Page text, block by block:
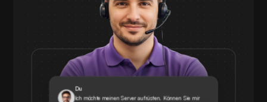
Du
Ich möchte meinen Server aufrüsten. Können Sie mir